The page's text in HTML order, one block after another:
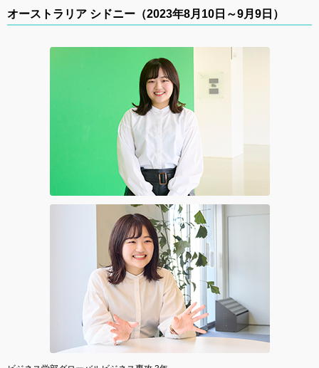
オーストラリア シドニー（2023年8月10日～9月9日）